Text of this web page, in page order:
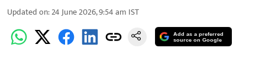
Updated on:24 June 2026, 9:54 am IST
Add as a preferred
source on Google